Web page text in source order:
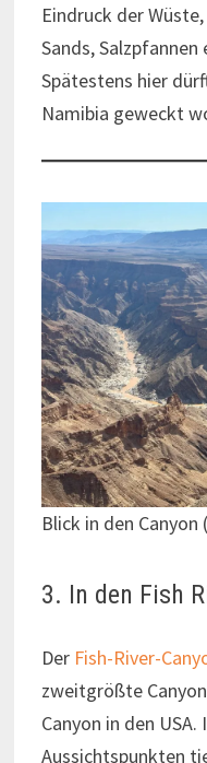
Eindruck der
Sands, Salzpfannen
Spätestens hier
Namibia geweckt
Blick in den
3. In den Fish
Der Fish-River-
zweitgrößte
Canyon in den
Aussichtspunkten